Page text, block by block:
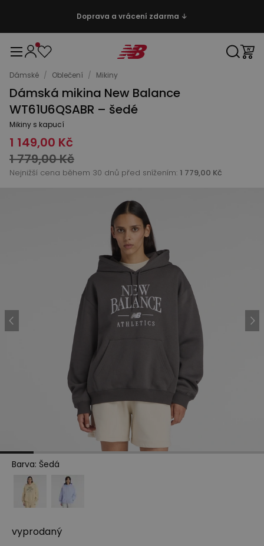
Doprava a vrácení zdarma ↓
Dámské / Oblečení / Mikiny
Dámská mikina New Balance
WT61U6QSABR – šedé
Mikiny s kapucí
1 149,00 Kč
1 779,00 Kč
Nejnižší cena během 30 dnů před snížením: 1 779,00 Kč
Barva: Šedá
vyprodaný